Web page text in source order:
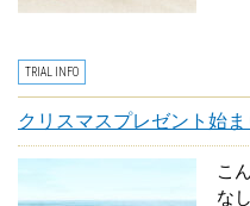
TRIAL INFO
クリスマスプレゼント始ま
こ
な